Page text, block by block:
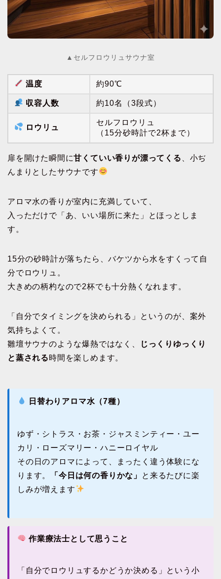
▲セルフロウリュサウナ室
温度 約90℃
収容人数 約10名（3段式）
ロウリュ
セルフロウリュ
（15分砂時計で2杯まで）
扉を開けた瞬間に甘くていい香りが漂ってくる
、小ぢ
んまりとしたサウナです
アロマ水の香りが室内に充満していて、
入っただけで「あ、いい場所に来た」とほっとしま
す。
15分の砂時計が落ちたら、バケツから水をすくって自
分でロウリュ。
大きめの柄杓なので2杯でも十分熱くなれます。
「自分でタイミングを決められる」というのが、案外
気持ちよくて。
雛壇サウナのような爆熱ではなく、
じっくりゆっくり
と蒸される時間を楽しめます。
日替わりアロマ水（7種）
ゆず・シトラス・お茶・ジャスミンティー・ユー
カリ・ローズマリー・ハニーロイヤル
その日のアロマによって、まったく違う体験にな
ります。
「今日は何の香りかな」
と来るたびに楽
しみが増えます
作業療法士として思うこと
「自分でロウリュするかどうか決める」という小